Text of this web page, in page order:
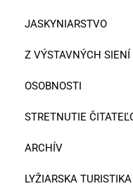
JASKYNIARSTVO
Z VÝSTAVNÝCH SIENÍ
OSOBNOSTI
STRETNUTIE
ARCHÍV
LYŽIARSKA TURISTIKA